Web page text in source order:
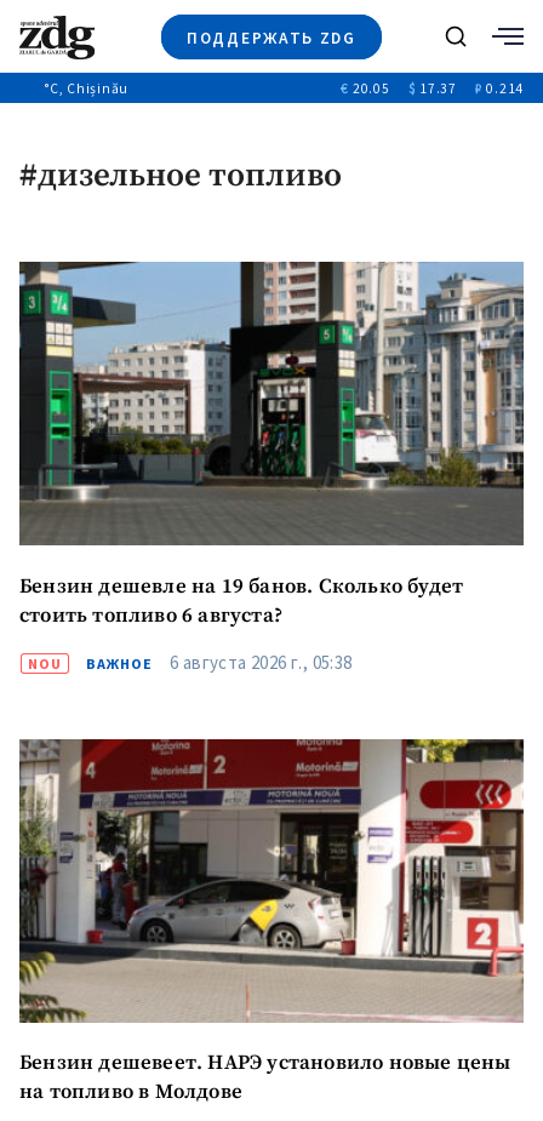
ПОДДЕРЖАТЬ ZDG
Новости
Видео
Выборы 2025
Поиск
°C, Chișinău € 20.05 $ 17.37 ₽ 0.214
#дизельное топливо
Бензин дешевле на 19 банов. Сколько будет
стоить топливо 6 августа?
NOU ВАЖНОЕ 6 августа 2026 г., 05:38
Бензин дешевеет. НАРЭ установило новые цены
на топливо в Молдове